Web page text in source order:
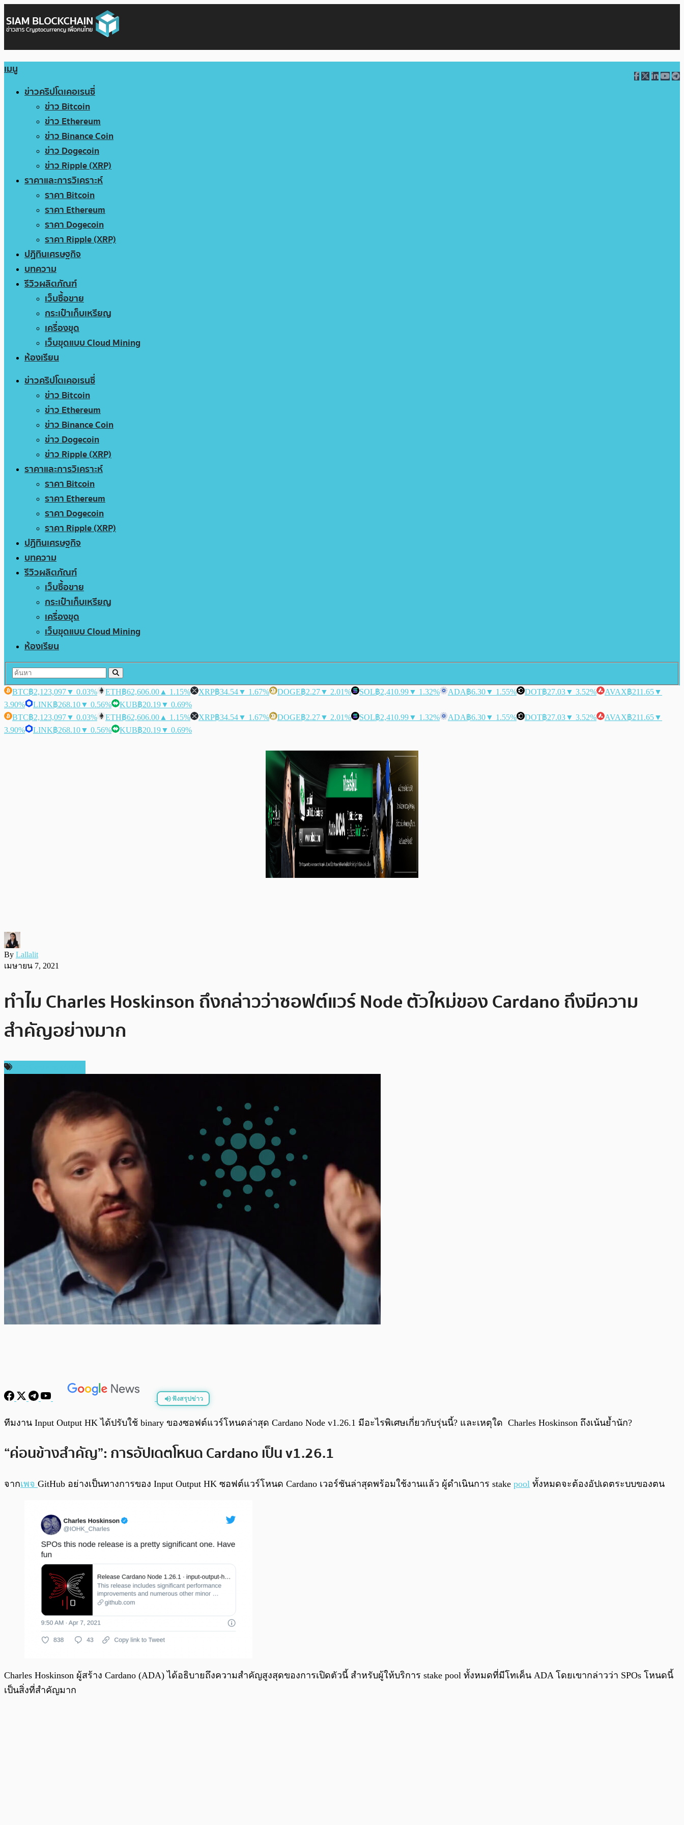
เมนู
ข่าวคริปโตเคอเรนซี่
ข่าว Bitcoin
ข่าว Ethereum
ข่าว Binance Coin
ข่าว Dogecoin
ข่าว Ripple (XRP)
ราคาและการวิเคราะห์
ราคา Bitcoin
ราคา Ethereum
ราคา Dogecoin
ราคา Ripple (XRP)
ปฏิทินเศรษฐกิจ
บทความ
รีวิวผลิตภัณฑ์
เว็บซื้อขาย
กระเป๋าเก็บเหรียญ
เครื่องขุด
เว็บขุดแบบ Cloud Mining
ห้องเรียน
ข่าวคริปโตเคอเรนซี่
ข่าว Bitcoin
ข่าว Ethereum
ข่าว Binance Coin
ข่าว Dogecoin
ข่าว Ripple (XRP)
ราคาและการวิเคราะห์
ราคา Bitcoin
ราคา Ethereum
ราคา Dogecoin
ราคา Ripple (XRP)
ปฏิทินเศรษฐกิจ
บทความ
รีวิวผลิตภัณฑ์
เว็บซื้อขาย
กระเป๋าเก็บเหรียญ
เครื่องขุด
เว็บขุดแบบ Cloud Mining
ห้องเรียน
BTC฿2,123,097▼ 0.03% ETH฿62,606.00 ▲ 1.15% XRP฿34.54▼ 1.67% DOGE฿2.27▼ 2.01% SOL฿2,410.99▼ 1.32% ADA฿6.30▼ 1.55% DOT฿27.03▼ 3.52% AVAX฿211.65▼
3.90%
LINK฿268.10▼ 0.56% KUB฿20.19▼ 0.69%
BTC฿2,123,097▼ 0.03% ETH฿62,606.00 ▲ 1.15% XRP฿34.54▼ 1.67% DOGE฿2.27▼ 2.01% SOL฿2,410.99▼ 1.32% ADA฿6.30▼ 1.55% DOT฿27.03▼ 3.52% AVAX฿211.65▼
3.90%
LINK฿268.10▼ 0.56% KUB฿20.19▼ 0.69%
By Lallalit
เมษายน 7, 2021
ทำไม Charles Hoskinson ถึงกล่าวว่าซอฟต์แวร์ Node ตัวใหม่ของ Cardano ถึงมีความ
สำคัญอย่างมาก
ฟังสรุปข่าว
พร้อมเล่น 0:00 /
ทีมงาน Input Output HK ได้ปรับใช้ binary ของซอฟต์แวร์โหนดล่าสุด Cardano Node v1.26.1 มีอะไรพิเศษเกี่ยวกับรุ่นนี้? และเหตุใด Charles Hoskinson ถึงเน้นย้ำนัก?
“ค่อนข้างสำคัญ”: การอัปเดตโหนด Cardano เป็น v1.26.1
จากเพจ GitHub อย่างเป็นทางการของ Input Output HK ซอฟต์แวร์โหนด Cardano เวอร์ชันล่าสุดพร้อมใช้งานแล้ว ผู้ดำเนินการ stake pool ทั้งหมดจะต้องอัปเดตระบบของตน
Charles Hoskinson ผู้สร้าง Cardano (ADA) ได้อธิบายถึงความสำคัญสูงสุดของการเปิดตัวนี้ สำหรับผู้ให้บริการ stake pool ทั้งหมดที่มีโทเค็น ADA โดยเขากล่าวว่า SPOs โหนดนี้
เป็นสิ่งที่สำคัญมาก